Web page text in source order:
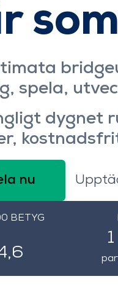
spela,
dygnet
nu
BETYG